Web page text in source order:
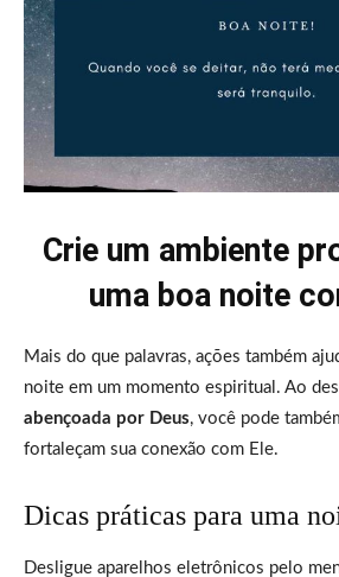
Crie um ambiente
uma boa noite
Mais do que palavras, ações também
noite em um momento espiritual. Ao
abençoada por Deus, você pode
fortaleçam sua conexão com Ele.
Dicas práticas para uma
Desligue aparelhos eletrônicos pelo